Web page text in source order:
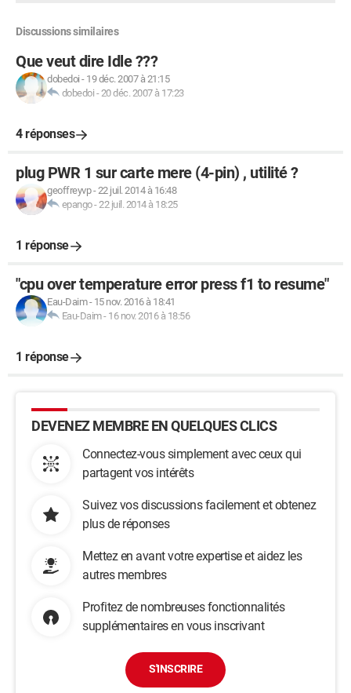
Discussions similaires
Que veut dire Idle ???
dobedoi - 19 déc. 2007 à 21:15
dobedoi -20 déc. 2007 à 17:23
4 réponses
plug PWR 1 sur carte mere (4-pin) , utilité ?
geoffreyvp-22 juil. 2014 à 16:48
epango-22 juil. 2014 à 18:25
1 réponse
"cpu over temperature error press f1 to resume"
Eau-Daim- 15 nov. 2016 à 18:41
Eau-Daim- 16 nov. 2016 à 18:56
1 réponse
DEVENEZ MEMBRE EN QUELQUES CLICS
Connectez-vous simplement avec ceux qui
partagent vos intérêts
Suivez vos discussions facilement et obtenez
plus de réponses
Mettez en avant votre expertise et aidez les
autres membres
Profitez de nombreuses fonctionnalités
supplémentaires en vous inscrivant
S'INSCRIRE